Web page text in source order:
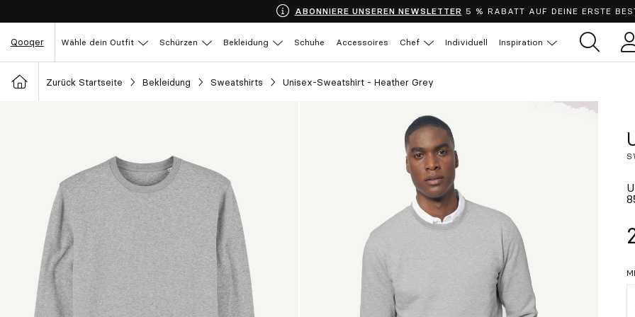
ABONNIERE UNSEREN NEWSLETTER 5 % RABATT AUF DEINE ERSTE
Qooqer Wähle dein Outfit Schürzen Bekleidung Schuhe Accessoires Chef Individuell Inspiration
Zurück Startseite Bekleidung Sweatshirts Unisex-Sweatshirt - Heather Grey